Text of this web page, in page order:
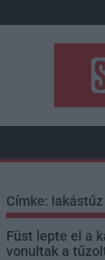
to
Címke: lakástűz
Füst lepte el a
vonultak a